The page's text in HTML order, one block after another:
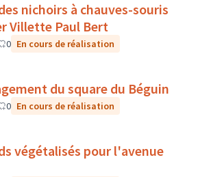
nichoirs à chauves-souris
Villette Paul Bert
0 En cours de réalisation
du square du Béguin
0 En cours de réalisation
végétalisés pour l'avenue